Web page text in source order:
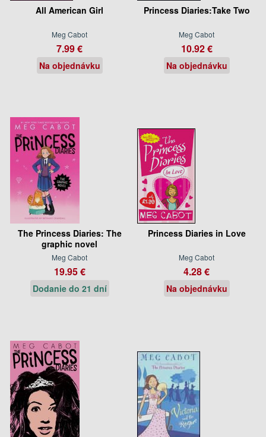
All American Girl
Meg Cabot
7.99 €
Na objednávku
Princess Diaries:Take Two
Meg Cabot
10.92 €
Na objednávku
The Princess Diaries: The
graphic novel
Meg Cabot
19.95 €
Dodanie do 21 dní
Princess Diaries in Love
Meg Cabot
4.28 €
Na objednávku